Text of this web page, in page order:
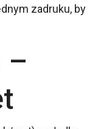
zadruku, by
–